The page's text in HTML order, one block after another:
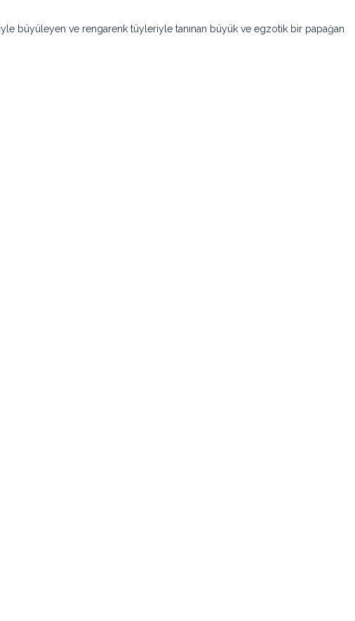
büyüleyen ve rengarenk tüyleriyle tanınan büyük ve egzotik bir papağan